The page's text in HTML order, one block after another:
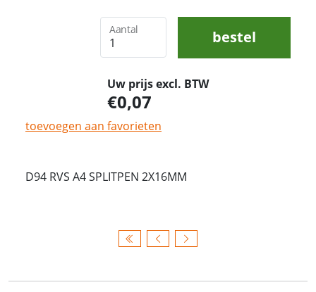
Aantal bestel
Uw prijs excl. BTW
0,07
toevoegen aan favorieten
D94 RVS A4 SPLITPEN 2X16MM